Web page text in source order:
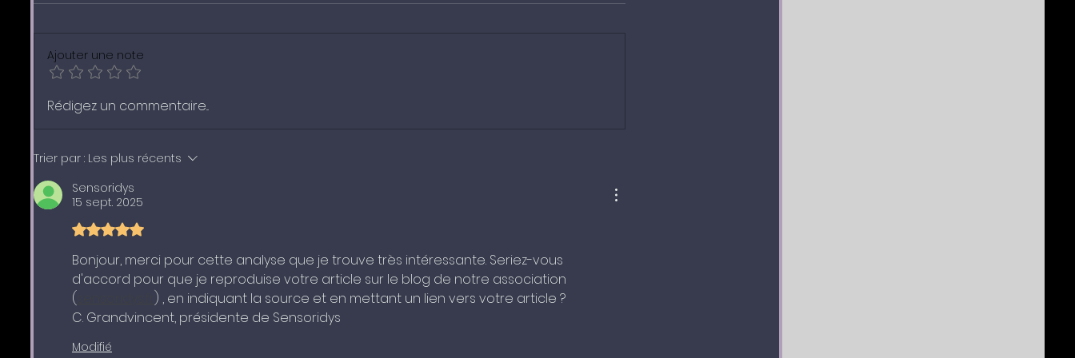
3. Travailler sa proprioception
chez soi
Ajouter une note
Rédigez un commentaire...
Trier par : Les plus récents
Sensoridys
15 sept. 2025
Noté 5 étoiles sur 5.
Bonjour, merci pour cette analyse que je trouve très intéressante. Seriez-vous
d'accord pour que je reproduise votre article sur le blog de notre association
(
) , en indiquant la source et en mettant un lien vers votre article ?
C. Grandvincent, présidente de Sensoridys
Modifié